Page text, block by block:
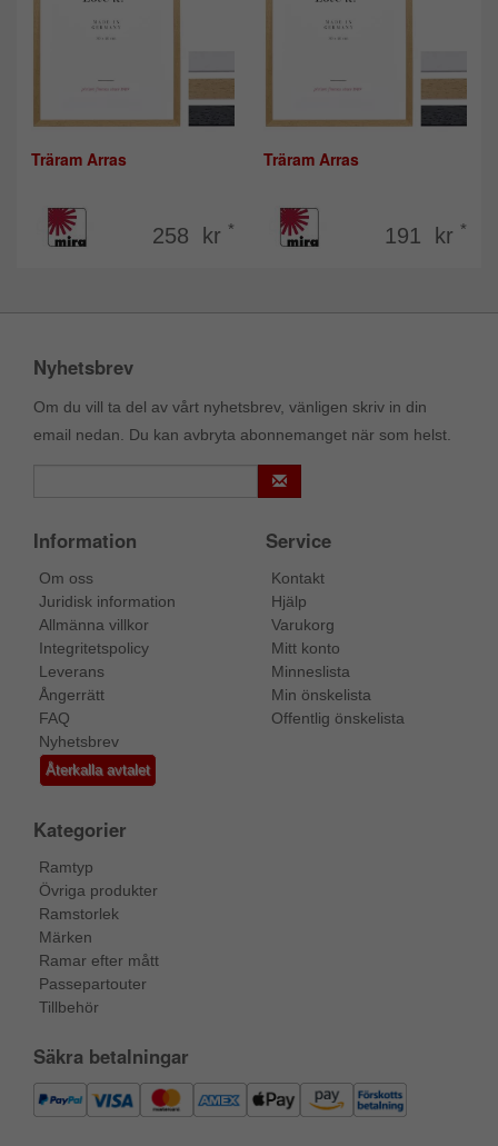
Träram Arras
258 kr *
Träram Arras
191 kr *
Nyhetsbrev
Om du vill ta del av vårt nyhetsbrev, vänligen skriv in din
email nedan. Du kan avbryta abonnemanget när som helst.
Information
Om oss
Juridisk information
Allmänna villkor
Integritetspolicy
Leverans
Ångerrätt
FAQ
Nyhetsbrev
Återkalla avtalet
Service
Kontakt
Hjälp
Varukorg
Mitt konto
Minneslista
Min önskelista
Offentlig önskelista
Kategorier
Ramtyp
Övriga produkter
Ramstorlek
Märken
Ramar efter mått
Passepartouter
Tillbehör
Säkra betalningar